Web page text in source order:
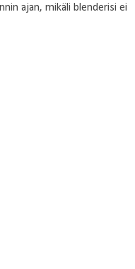
ajan, mikäli blenderisi ei